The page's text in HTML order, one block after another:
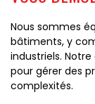
Nous sommes
bâtiments, y
industriels.
pour gérer des
complexités.